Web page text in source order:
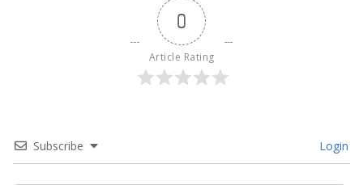
0
Article Rating
Subscribe Login